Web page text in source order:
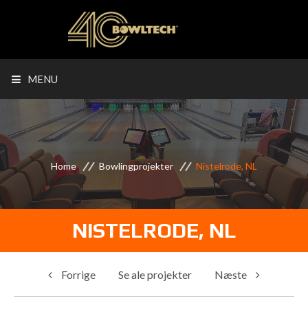
MENU
Home Bowlingprojekter Nistelrode, NL
NISTELRODE, NL
Forrige Se ale projekter Næste